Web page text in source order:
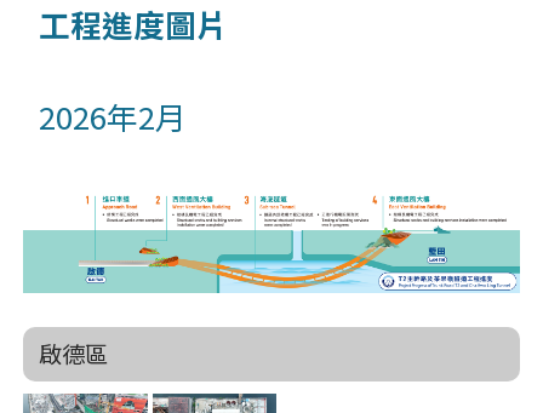
工程進度圖片
2026年2月
啟德區